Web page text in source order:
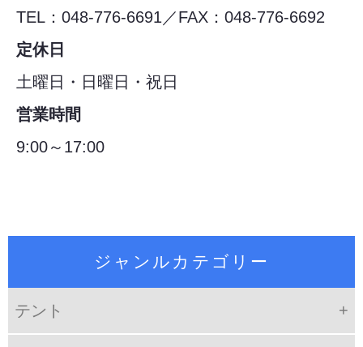
ジャンルカテゴリー
テント
TEL：048-776-6691／FAX：048-776-6692
定休日
土曜日・日曜日・祝日
営業時間
9:00～17:00